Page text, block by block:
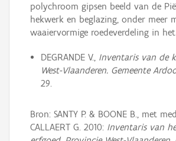
polychroom gipsen beeld van de
hekwerk en beglazing, onder meer
waaiervormige roedeverdeling in
DEGRANDE V., Inventaris van de
West-Vlaanderen. Gemeente
29.
Bron: SANTY P. & BOONE B., met
CALLAERT G. 2010: Inventaris van